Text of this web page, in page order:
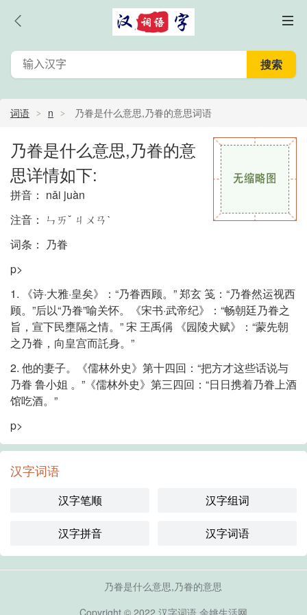
词语 n 乃眷是什么意思,乃眷的意思词语
乃眷是什么意思,乃眷的意
思详情如下:
拼音： nǎi juàn
注音： ㄣㄞˇ ㄐㄨㄢˋ
词条： 乃眷
p>
1. 《诗·大雅·皇矣》：“乃眷西顾。” 郑玄 笺：“乃眷然运视西
顾。”后以“乃眷”喻关怀。《宋书·武帝纪》：“畅朝廷乃眷之
旨，宣下民壅隔之情。” 宋 王禹偁 《园陵犬赋》：“蒙先朝
之乃眷，向皇宫而託身。”
2. 他的妻子。《儒林外史》第十四回：“把方才这些话说与
乃眷 鲁小姐 。”《儒林外史》第三四回：“日日携着乃眷上酒
馆吃酒。”
p>
汉字词语
汉字笔顺 汉字组词
汉字拼音 汉字词语
乃眷是什么意思,乃眷的意思
Copyright © 2022 汉字词语余姚生活网